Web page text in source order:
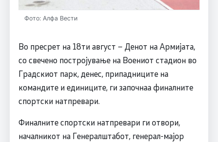
Фото: Алфа Вести
Во пресрет на 18ти август – Денот на Армијата,
со свечено постројување на Воениот стадион во
Градскиот парк, денес, припадниците на
командите и единиците, ги започнаа финалните
спортски натпревари.
Финалните спортски натпревари ги отвори,
началникот на Генералштабот, генерал-мајор